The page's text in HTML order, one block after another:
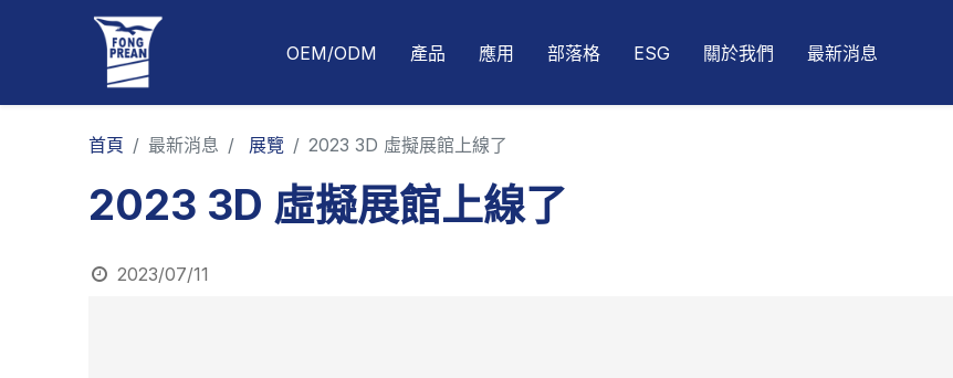
OEM/ODM 產品 應用 部落格 ESG 關於我們 最新消息
首頁 最新消息 展覽 2023 3D 虛擬展館上線了
2023 3D 虛擬展館上線了
2023/07/11